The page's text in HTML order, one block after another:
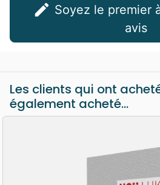
edit
avis
Les clients qui ont
également acheté...